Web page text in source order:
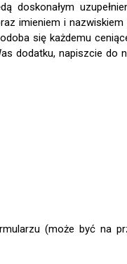
doskonałym
imieniem i
się każdemu
dodatku, napiszcie do
(może być na